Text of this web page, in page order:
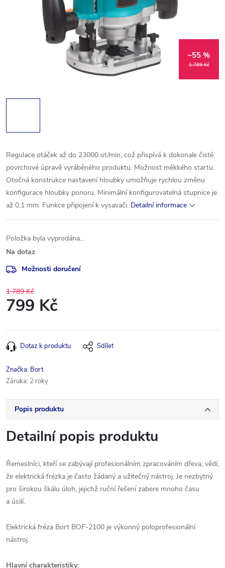
1 789 Kč
–55 %
Regulace otáček až do 23000 ot/min, což přispívá k dokonale čisté
povrchové úpravě vyráběného produktu. Možnost měkkého startu.
Otočná konstrukce nastavení hloubky umožňuje rychlou změnu
konfigurace hloubky ponoru. Minimální konfigurovatelná stupnice je
až 0,1 mm. Funkce připojení k vysavači. Detailní informace
Položka byla vyprodána…
Na dotaz
Možnosti doručení
1 789 Kč
799 Kč
cena:
Dotaz k produktu Sdílet
Značka: Bort
Záruka: 2 roky
Popis produktu
Detailní popis produktu
Řemeslníci, kteří se zabývají profesionálním zpracováním dřeva, vědí,
že elektrická frézka je často žádaný a užitečný nástroj. Je nezbytný
pro širokou škálu úloh, jejichž ruční řešení zabere mnoho času
a úsilí.
Elektrická fréza Bort BOF-2100 je výkonný poloprofesionální
nástroj.
Hlavní charakteristiky: